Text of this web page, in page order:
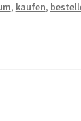
, kaufen,